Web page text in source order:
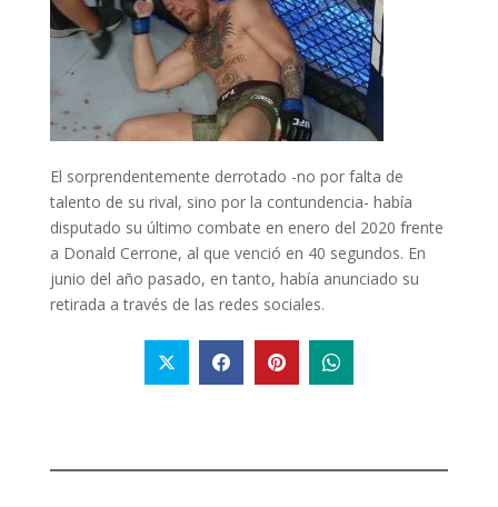
El sorprendentemente derrotado -no por falta de
talento de su rival, sino por la contundencia- había
disputado su último combate en enero del 2020 frente
a Donald Cerrone, al que venció en 40 segundos. En
junio del año pasado, en tanto, había anunciado su
retirada a través de las redes sociales.